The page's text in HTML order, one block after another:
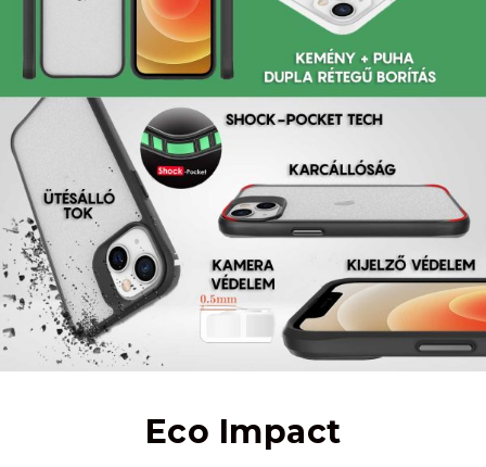
Eco Impact